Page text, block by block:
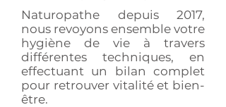
Naturopathe depuis 2017,
nous revoyons ensemble votre
hygiène de vie à travers
différentes techniques, en
effectuant un bilan complet
pour retrouver vitalité et bien-
être.